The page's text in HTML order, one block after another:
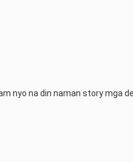
nyo na din naman story mga